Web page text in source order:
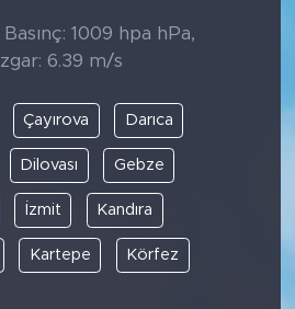
1009 hpa hPa,
6.39 m/s
Çayırova Darıca
Dilovası Gebze
İzmit Kandıra
Kartepe Körfez